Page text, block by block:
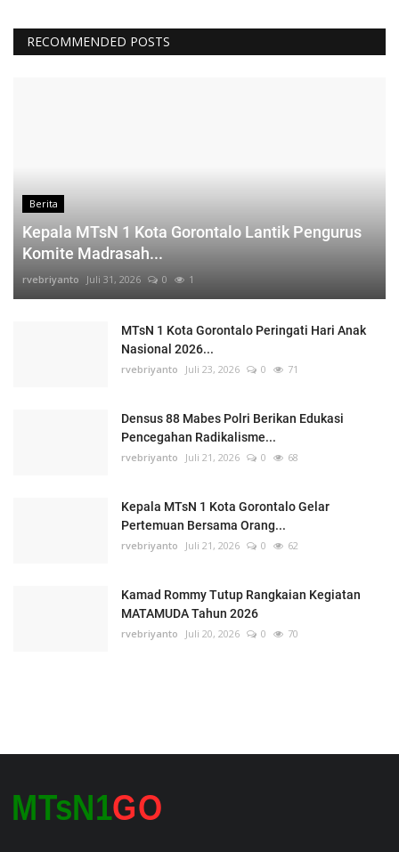
RECOMMENDED POSTS
Berita
Kepala MTsN 1 Kota Gorontalo Lantik Pengurus
Komite Madrasah...
rvebriyanto Juli 31, 2026 0 1
MTsN 1 Kota Gorontalo Peringati Hari Anak
Nasional 2026...
rvebriyanto Juli 23, 2026 0 71
Densus 88 Mabes Polri Berikan Edukasi
Pencegahan Radikalisme...
rvebriyanto Juli 21, 2026 0 68
Kepala MTsN 1 Kota Gorontalo Gelar
Pertemuan Bersama Orang...
rvebriyanto Juli 21, 2026 0 62
Kamad Rommy Tutup Rangkaian Kegiatan
MATAMUDA Tahun 2026
rvebriyanto Juli 20, 2026 0 70